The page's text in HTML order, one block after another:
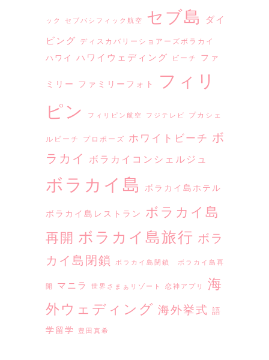
ック セブパシフィック航空 セブ島 ダイ
ビング ディスカバリーショアーズボラカイ
ハワイ ハワイウェディング ビーチ ファ
ミリー ファミリーフォト
フィリ
ピン
フィリピン航空 フジテレビ プカシェ
ルビーチ プロポーズ ホワイトビーチ ボ
ラカイ
ボラカイコンシェルジュ
ボラカイ島 ボラカイ島ホテル
ボラカイ島レストラン
ボラカイ島
再開 ボラカイ島旅行 ボラ
カイ島閉鎖
ボラカイ島閉鎖 ボラカイ島再
開 マニラ 世界さまぁリゾート 恋神アプリ
海
外ウェディング 海外挙式 語
学留学
豊田真希